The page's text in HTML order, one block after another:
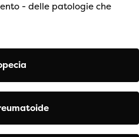
- delle patologie che